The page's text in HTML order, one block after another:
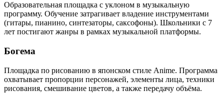
Образовательная площадка с уклоном в музыкальную
программу. Обучение затрагивает владение инструментами
(гитары, пианино, синтезаторы, саксофоны). Школьники с 7
лет постигают жанры в рамках музыкальной платформы.
Богема
Площадка по рисованию в японском стиле Anime. Программа
охватывает пропорции персонажей, элементы лица, техники
рисования, смешивание цветов, а также передачу объёма.